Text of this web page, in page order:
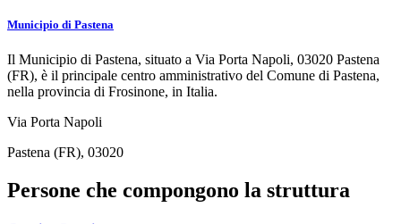
Municipio di Pastena
Il Municipio di Pastena, situato a Via Porta Napoli, 03020 Pastena
(FR), è il principale centro amministrativo del Comune di Pastena,
nella provincia di Frosinone, in Italia.
Via Porta Napoli
Pastena (FR), 03020
Persone che compongono la struttura